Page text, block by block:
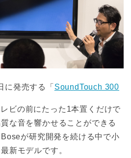
発売する「 SoundTouch 300
レビの前にたった1本置くだけで
な音を響かせることができる
が研究開発を続ける中で小
新モデルです。